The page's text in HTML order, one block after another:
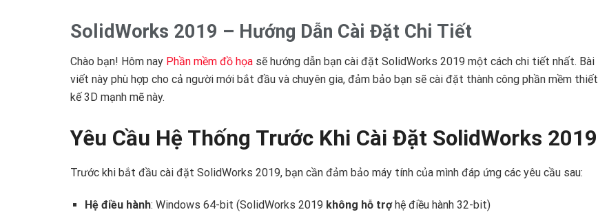
SolidWorks 2019 – Hướng Dẫn Cài Đặt Chi Tiết
Chào bạn! Hôm nay Phần mềm đồ họa sẽ hướng dẫn bạn cài đặt SolidWorks 2019 một cách chi tiết nhất. Bài
viết này phù hợp cho cả người mới bắt đầu và chuyên gia, đảm bảo bạn sẽ cài đặt thành công phần mềm thiết
kế 3D mạnh mẽ này.
Yêu Cầu Hệ Thống Trước Khi Cài Đặt SolidWorks 2019
Trước khi bắt đầu cài đặt SolidWorks 2019, bạn cần đảm bảo máy tính của mình đáp ứng các yêu cầu sau:
Hệ điều hành: Windows 64-bit (SolidWorks 2019 không hỗ trợhệ điều hành 32-bit)